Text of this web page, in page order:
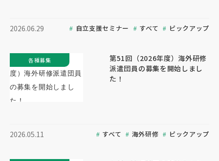
2026.06.29 自立支援セミナー すべて ピックアップ
第51回（2026年度）海外研修
派遣団員の募集を開始しまし
た！
2026.05.11 すべて 海外研修 ピックアップ
各種募集